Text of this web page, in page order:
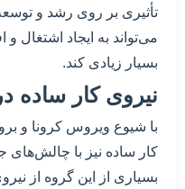
تأثیری بر روی رشد و
می‌تواند به ایجاد اشتغال
بسیار زیادی کند.
نیروی کار ساده
با شیوع ویروس کرونا و
کار ساده نیز با چالش‌های
بسیاری از این گروه از